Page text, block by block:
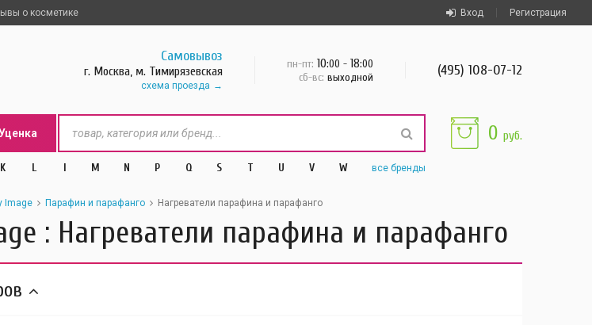
Вход Регистрация
о косметике
Самовывоз
г. Москва, м. Тимирязевская
схема проезда
пн-пт: 10:00 - 18:00
сб-вс: выходной (495) 108-07-12
K L l M N P Q S T U V W все бренды
0 руб.
Image Парафин и парафанго Нагреватели парафина и парафанго
: Нагреватели парафина и парафанго